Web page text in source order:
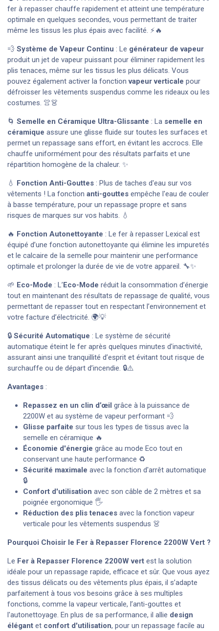
fer à repasser chauffe rapidement et atteint une température
optimale en quelques secondes, vous permettant de traiter
même les tissus les plus épais avec facilité. ⚡🔥
💨 Système de Vapeur Continu : Le générateur de vapeur
produit un jet de vapeur puissant pour éliminer rapidement les
plis tenaces, même sur les tissus les plus délicats. Vous
pouvez également activer la fonctionvapeur verticale pour
défroisser les vêtements suspendus comme les rideaux ou les
costumes. 👚👗
🌀 Semelle en Céramique Ultra-Glissante : La semelle en
céramique assure une glisse fluide sur toutes les surfaces et
permet un repassage sans effort, en évitant les accrocs. Elle
chauffe uniformément pour des résultats parfaits et une
répartition homogène de la chaleur. ✨
💧 Fonction Anti-Gouttes : Plus de taches d'eau sur vos
vêtements ! La fonction anti-gouttes empêche l'eau de couler
à basse température, pour un repassage propre et sans
risques de marques sur vos habits. 💧
🔥 Fonction Autonettoyante : Le fer à repasser Lexical est
équipé d’une fonction autonettoyante qui élimine les impuretés
et le calcaire de la semelle pour maintenir une performance
optimale et prolonger la durée de vie de votre appareil. 🔧✨
🌱 Eco-Mode : L’Eco-Mode réduit la consommation d’énergie
tout en maintenant des résultats de repassage de qualité, vous
permettant de repasser tout en respectant l’environnement et
votre facture d’électricité. 🌍💡
🔒 Sécurité Automatique : Le système de sécurité
automatique éteint le fer après quelques minutes d'inactivité,
assurant ainsi une tranquillité d’esprit et évitant tout risque de
surchauffe ou de départ d’incendie. 🔒⚠️
Avantages :
Repassez en un clin d’œil grâce à la puissance de
2200W et au système de vapeur performant 💨
Glisse parfaite sur tous les types de tissus avec la
semelle en céramique 🔥
Économie d'énergie grâce au mode Eco tout en
conservant une haute performance ♻️
Sécurité maximale avec la fonction d'arrêt automatique
🔒
Confort d'utilisation avec son câble de 2 mètres et sa
poignée ergonomique 🖐️
Réduction des plis tenaces avec la fonction vapeur
verticale pour les vêtements suspendus 👗
Pourquoi Choisir le Fer à Repasser Florence 2200W Vert ?
Le Fer à Repasser Florence 2200W vert est la solution
idéale pour un repassage rapide, efficace et sûr. Que vous ayez
des tissus délicats ou des vêtements plus épais, il s’adapte
parfaitement à tous vos besoins grâce à ses multiples
fonctions, comme la vapeur verticale, l’anti-gouttes et
l'autonettoyage. En plus de sa performance, il allie design
élégant et confort d'utilisation, pour un repassage facile au